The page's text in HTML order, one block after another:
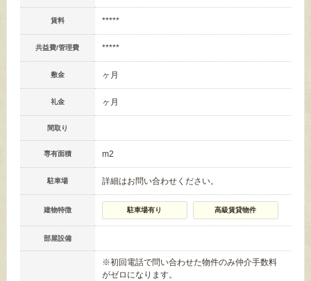
賃料 *****
共益費/管理費 *****
敷金 ヶ月
礼金 ヶ月
間取り
専有面積 m2
駐車場 詳細はお問い合わせください。
建物特徴 駐車場有り 高級賃貸物件
部屋設備
※初回電話で問い合わせた物件のみ仲介手数料
がゼロになります。